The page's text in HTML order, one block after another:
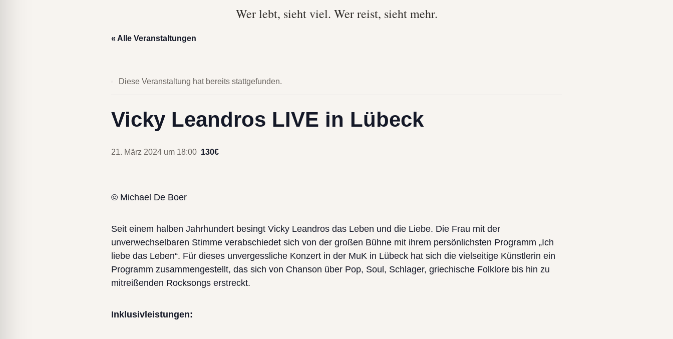
Wer lebt, sieht viel. Wer reist, sieht mehr.
« Alle Veranstaltungen
Diese Veranstaltung hat bereits stattgefunden.
Vicky Leandros LIVE in Lübeck
21. März 2024 um 18:00 130€
© Michael De Boer
Seit einem halben Jahrhundert besingt Vicky Leandros das Leben und die Liebe. Die Frau mit der
unverwechselbaren Stimme verabschiedet sich von der großen Bühne mit ihrem persönlichsten Programm „Ich
liebe das Leben“. Für dieses unvergessliche Konzert in der MuK in Lübeck hat sich die vielseitige Künstlerin ein
Programm zusammengestellt, das sich von Chanson über Pop, Soul, Schlager, griechische Folklore bis hin zu
mitreißenden Rocksongs erstreckt.
Inklusivleistungen: